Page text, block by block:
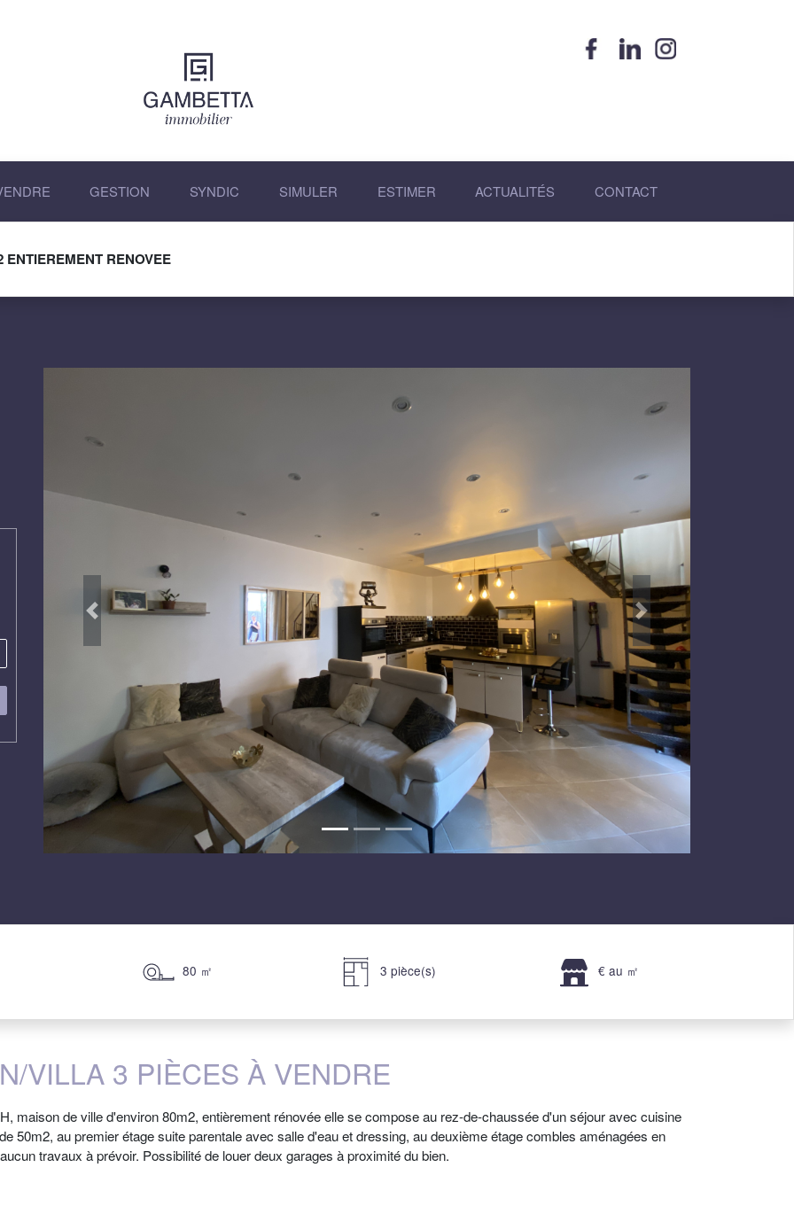
GESTION SYNDIC SIMULER ESTIMER ACTUALITÉS CONTACT
RENOVEE
Suivant Précedent
80 ㎡ 3 pièce(s) € au ㎡
VILLA 3 PIÈCES À VENDRE
maison de ville d'environ 80m2, entièrement rénovée elle se compose au rez-de-chaussée d'un séjour avec cuisine
50m2, au premier étage suite parentale avec salle d'eau et dressing, au deuxième étage combles aménagées en
travaux à prévoir. Possibilité de louer deux garages à proximité du bien.